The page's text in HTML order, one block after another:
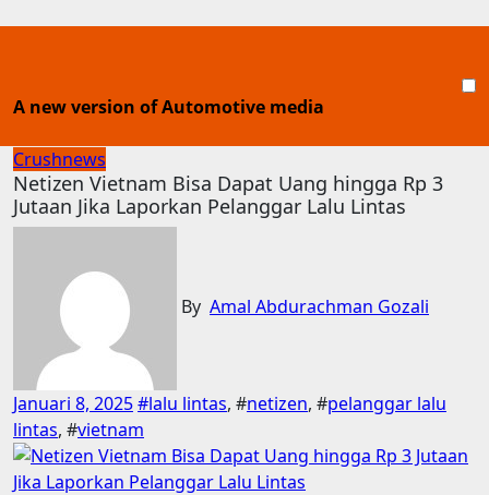
A new version of Automotive media
Crushnews
Netizen Vietnam Bisa Dapat Uang hingga Rp 3
Jutaan Jika Laporkan Pelanggar Lalu Lintas
By Amal Abdurachman Gozali
Januari 8, 2025#lalu lintas, #netizen, #pelanggar lalu
lintas, #vietnam